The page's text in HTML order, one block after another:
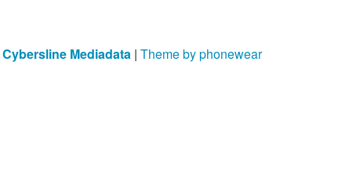
Cybersline Mediadata | Theme by phonewear